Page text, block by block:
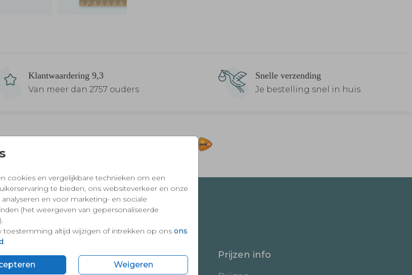
cookies en vergelijkbare technieken om een
te bieden, ons websiteverkeer en onze
en voor marketing- en sociale
(het weergeven van gepersonaliseerde
toestemming altijd wijzigen of intrekken op ons ons
Weigeren
Klantwaardering 9,3
Van meer dan 2757 ouders
Snelle verzending
Je bestelling snel in huis
winkelen en betalen
Onze service
Prijzen info